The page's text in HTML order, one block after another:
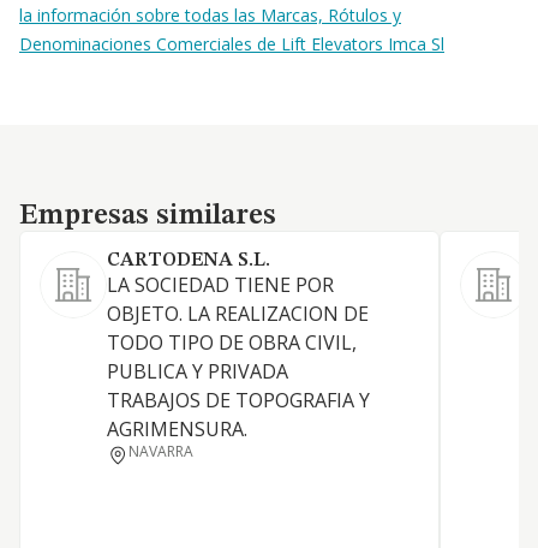
la información sobre todas las Marcas, Rótulos y
Denominaciones Comerciales de Lift Elevators Imca Sl
Empresas similares
Empresas similares
CARTODENA S.L.
LA SOCIEDAD TIENE POR
OBJETO. LA REALIZACION DE
TODO TIPO DE OBRA CIVIL,
PUBLICA Y PRIVADA
TRABAJOS DE TOPOGRAFIA Y
AGRIMENSURA.
NAVARRA